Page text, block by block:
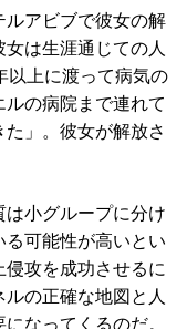
アビブで彼女の解
は生涯通じての人
以上に渡って病気の
の病院まで連れて
」。彼女が解放さ
小グループに分け
る可能性が高いとい
攻を成功させるに
の正確な地図と人
なってくるのだ。